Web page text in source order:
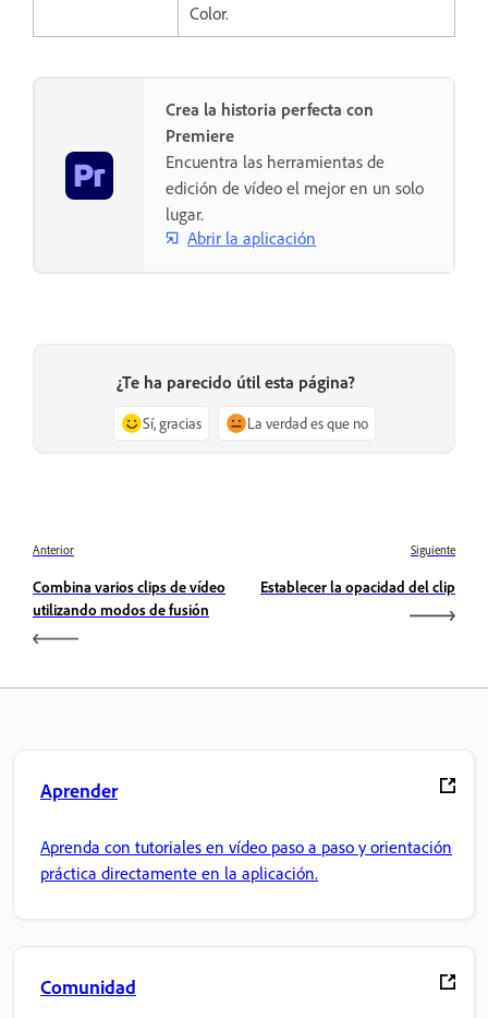
Color.
Crea la historia perfecta con
Premiere
Encuentra las herramientas de
edición de vídeo el mejor en un solo
lugar.
Abrir la aplicación
¿Te ha parecido útil esta página?
Sí, gracias La verdad es que no
Anterior
Combina varios clips de vídeo
utilizando modos de fusión
Siguiente
Establecer la opacidad del clip
Aprender
Aprenda con tutoriales en vídeo paso a paso y orientación
práctica directamente en la aplicación.
Comunidad